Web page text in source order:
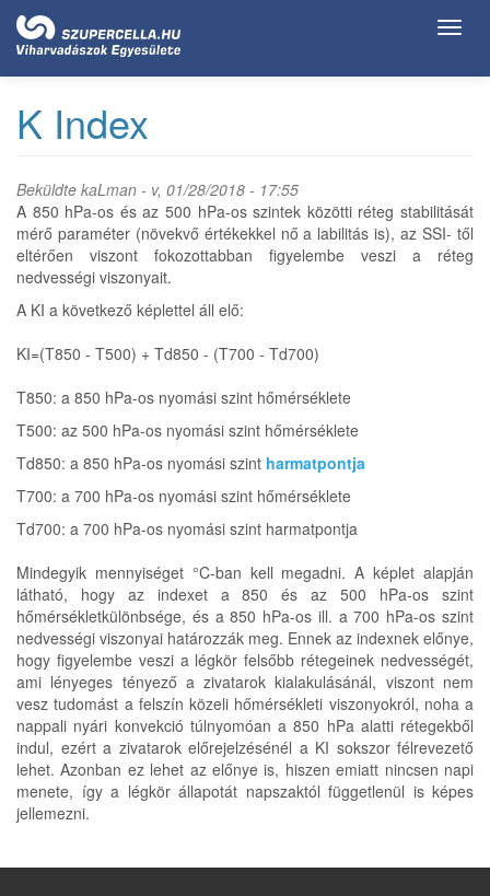
Ugrás
tartalomra
K Index
Beküldte kaLman - v, 01/28/2018 - 17:55
A 850 hPa-os és az 500 hPa-os szintek közötti réteg stabilitását
mérő paraméter (növekvő értékekkel nő a labilitás is), az SSI- től
eltérően viszont fokozottabban figyelembe veszi a réteg
nedvességi viszonyait.
A KI a következő képlettel áll elő:
KI=(T850 - T500) + Td850 - (T700 - Td700)
T850: a 850 hPa-os nyomási szint hőmérséklete
T500: az 500 hPa-os nyomási szint hőmérséklete
Td850: a 850 hPa-os nyomási szint harmatpontja
T700: a 700 hPa-os nyomási szint hőmérséklete
Td700: a 700 hPa-os nyomási szint harmatpontja
Mindegyik mennyiséget °C-ban kell megadni. A képlet alapján
látható, hogy az indexet a 850 és az 500 hPa-os szint
hőmérsékletkülönbsége, és a 850 hPa-os ill. a 700 hPa-os szint
nedvességi viszonyai határozzák meg. Ennek az indexnek előnye,
hogy figyelembe veszi a légkör felsőbb rétegeinek nedvességét,
ami lényeges tényező a zivatarok kialakulásánál, viszont nem
vesz tudomást a felszín közeli hőmérsékleti viszonyokról, noha a
nappali nyári konvekció túlnyomóan a 850 hPa alatti rétegekből
indul, ezért a zivatarok előrejelzésénél a KI sokszor félrevezető
lehet. Azonban ez lehet az előnye is, hiszen emiatt nincsen napi
menete, így a légkör állapotát napszaktól függetlenül is képes
jellemezni.